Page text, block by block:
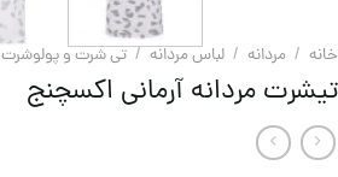
خانه / مردانه / لباس مردانه / تی شرت و پولوشرت
تیشرت مردانه آرمانی اکسچنج